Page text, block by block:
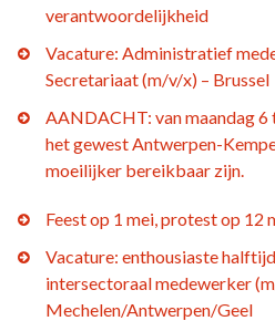
verantwoordelijkheid
Vacature: Administratief
Secretariaat (m/v/x) – Brussel
AANDACHT: van maandag
het gewest Antwerpen-
moeilijker bereikbaar zijn.
Feest op 1 mei, protest op 12
Vacature: enthousiaste
intersectoraal medewerker
Mechelen/Antwerpen/Geel